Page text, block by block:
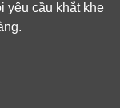
yêu cầu khắt khe